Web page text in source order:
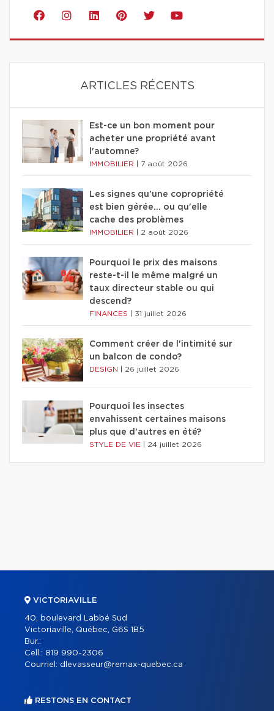
ARTICLES RÉCENTS
Est-ce un bon moment pour
acheter une propriété avant
l'automne?
IMMOBILIER 7 août 2026
Les signes qu'une copropriété
est bien gérée… ou qu'elle
cache des problèmes
IMMOBILIER 2 août 2026
Pourquoi le prix des maisons
reste-t-il le même malgré un
taux directeur stable ou qui
descend?
FINANCES 31 juillet 2026
Comment créer de l'intimité sur
un balcon de condo?
DESIGN 26 juillet 2026
Pourquoi les insectes
envahissent certaines maisons
plus que d'autres en été?
STYLE DE VIE 24 juillet 2026
VICTORIAVILLE
40, boulevard Labbé Sud
Victoriaville, Québec, G6S 1B5
Bur.:
Cell.: 819 990-2306
Courriel: dlevasseur@remax-quebec.ca
RESTONS EN CONTACT